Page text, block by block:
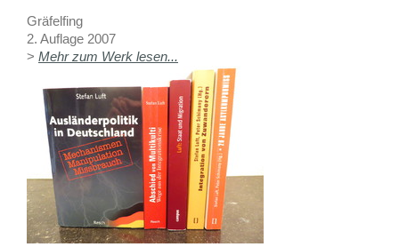
Gräfelfing
2. Auflage 2007
> Mehr zum Werk lesen...